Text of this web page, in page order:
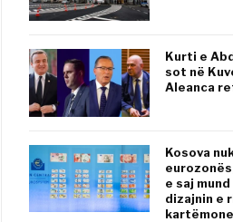
Kurti e
sot në
Aleanca
Kosova
e saj
dizajnin e